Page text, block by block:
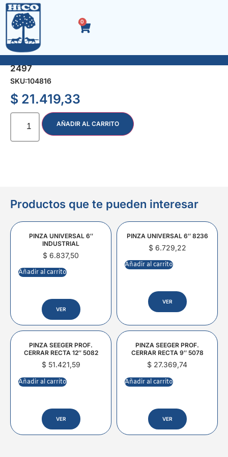
0
PUNTAS TORX x 15 Pzas. ENC 1/4 y 3/8 (10-60)
2497
SKU:104816
$ 21.419,33
AÑADIR AL CARRITO
Productos que te pueden interesar
PINZA UNIVERSAL 6″
INDUSTRIAL
$ 6.837,50
Añadir al carrito
VER
PINZA UNIVERSAL 6″ 8236
$6.729,22
Añadir al carrito
VER
PINZA SEEGER PROF.
CERRAR RECTA 12″ 5082
$51.421,59
Añadir al carrito
VER
PINZA SEEGER PROF.
CERRAR RECTA 9″ 5078
$ 27.369,74
Añadir al carrito
VER